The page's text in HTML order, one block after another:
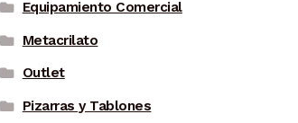
Equipamiento Comercial
Metacrilato
Outlet
Pizarras y Tablones